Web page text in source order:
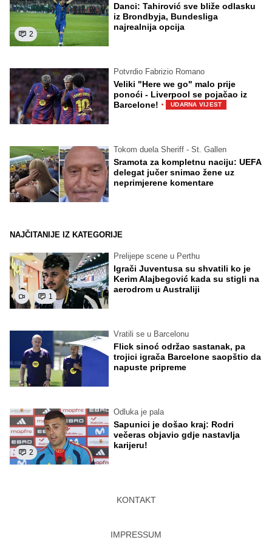
2
Danci: Tahirović sve bliže odlasku
iz Brondbyja, Bundesliga
najrealnija opcija
Potvrdio Fabrizio Romano
Veliki "Here we go" malo prije
ponoći - Liverpool se pojačao iz
Barcelone! · UDARNA VIJEST
Tokom duela Sheriff - St. Gallen
Sramota za kompletnu naciju: UEFA
delegat jučer snimao žene uz
neprimjerene komentare
NAJČITANIJE IZ KATEGORIJE
1
Prelijepe scene u Perthu
Igrači Juventusa su shvatili ko je
Kerim Alajbegović kada su stigli na
aerodrom u Australiji
Vratili se u Barcelonu
Flick sinoć održao sastanak, pa
trojici igrača Barcelone saopštio da
napuste pripreme
2
Odluka je pala
Sapunici je došao kraj: Rodri
večeras objavio gdje nastavlja
karijeru!
KONTAKT
IMPRESSUM